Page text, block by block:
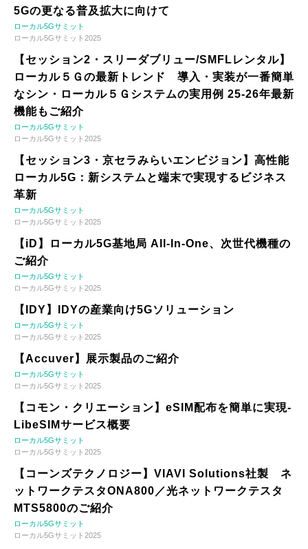
5Gの更なる普及拡大に向けて
ローカル5Gサミット
ローカル5Gサミット2025
【セッション2・スリーダブリュー/SMFLレンタル】
ローカル５Ｇの最新トレンド 導入・実装が一番簡単
なシン・ローカル５Ｇシステムの実用例 25-26年最新
機能もご紹介
ローカル5Gサミット
ローカル5Gサミット2025
【セッション3・京セラみらいエンビジョン】高性能
ローカル5G：新システムと端末で実現するビジネス
革新
ローカル5Gサミット
ローカル5Gサミット2025
【iD】ローカル5G基地局 All-In-One、次世代機種の
ご紹介
ローカル5Gサミット
ローカル5Gサミット2025
【IDY】IDYの産業向け5Gソリューション
ローカル5Gサミット
ローカル5Gサミット2025
【Accuver】展示製品のご紹介
ローカル5Gサミット
ローカル5Gサミット2025
【コモン・クリエーション】eSIM配布を簡単に実現-
LibeSIMサービス概要
ローカル5Gサミット
ローカル5Gサミット2025
【コーンズテクノロジー】VIAVI Solutions社製 ネ
ットワークテスタONA800／光ネットワークテスタ
MTS5800のご紹介
ローカル5Gサミット
ローカル5Gサミット2025